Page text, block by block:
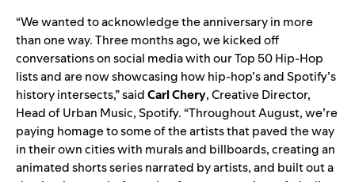
“We wanted to acknowledge the anniversary in more
than one way. Three months ago, we kicked off
conversations on social media with our Top 50 Hip-Hop
lists and are now showcasing how hip-hop’s and Spotify’s
history intersects,” saidCarl Chery, Creative Director,
Head of Urban Music, Spotify. “Throughout August, we’re
paying homage to some of the artists that paved the way
in their own cities with murals and billboards, creating an
animated shorts series narrated by artists, and built out a